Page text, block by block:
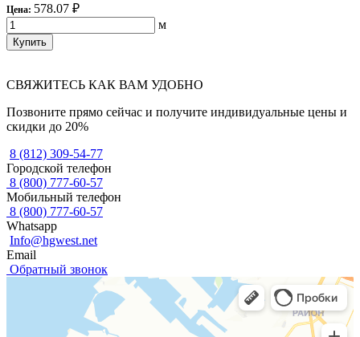
Цена: 578.07 ₽
м
Купить
СВЯЖИТЕСЬ КАК ВАМ УДОБНО
Позвоните прямо сейчас и получите индивидуальные цены и
скидки до 20%
8 (812) 309-54-77
Городской телефон
8 (800) 777-60-57
Мобильный телефон
8 (800) 777-60-57
Whatsapp
Info@hgwest.net
Email
Обратный звонок